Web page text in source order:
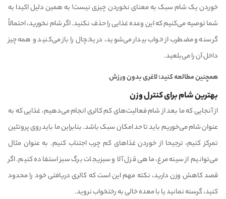
خوردن یک شام سبک به معنای نخوردن چیزی نیست! به همین دلیل اکیدا به
شما توصیه می‌کنیم که این وعده غذایی را حذف نکنید. اگر شام نخورید، احتمالاً
گرسنه و مضطرب از خواب بیدار می‌شوید، در یخچال را باز می‌کنید و همه چیز
داخل آن را می‌بلعید.
همچنین مطالعه کنید:لاغری بدون ورزش
بهترین شام برای کنترل وزن
از آنجایی که ما بعد از شام فعالیت‌های کم کالری انجام می‌دهیم، غذایی که به
عنوان شام می‌خوریم باید تا حد امکان سبک باشد. بنابراین ما باید روی پروتئین
تمرکز کنیم، ترجیحا از خوردن غذا‌های کم چرب اجتناب کنیم. به عنوان مثال
می‌توانیم از سینه مرغ، ماهی قزل آلا و سبزیجات برگ سبز استفاده کنیم. اگر
قصد کاهش وزن دارید، نکته مهم این است که کالری دریافتی خود را محدود
کنید، گرسنه نمانید یا با معده خالی به رختخواب نروید.